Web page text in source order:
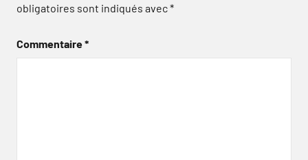
obligatoires sont indiqués avec*
Commentaire*